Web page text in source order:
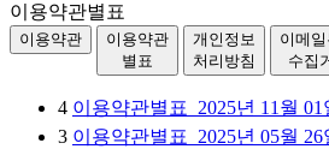
이용약관별표
이용약관
이용약관
별표
개인정보
처리방침
이메
수집
4 이용약관별표_2025년 11월 01
3 이용약관별표_2025년 05월 26